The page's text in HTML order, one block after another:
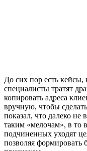
До сих пор есть кейсы,
специалисты тратят
копировать адреса
вручную, чтобы
показал, что далеко
таким «мелочам», в то
подчиненных уходят
позволяя формировать